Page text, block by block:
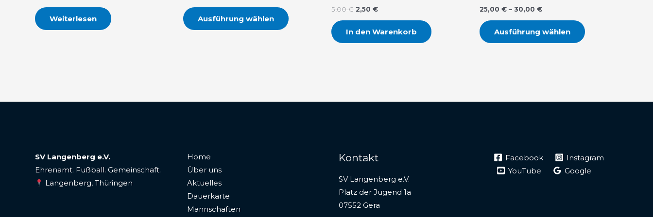
Weiterlesen Ausführung wählen
5,00€ 2,50 €
In den Warenkorb
25,00 € – 30,00 €
Ausführung wählen
SV Langenberg e.V.
Ehrenamt. Fußball. Gemeinschaft.
Langenberg, Thüringen
Home
Über uns
Aktuelles
Dauerkarte
Mannschaften
Kontakt
SV Langenberg e.V.
Platz der Jugend 1a
07552 Gera
Facebook
Instagram
YouTube
Google